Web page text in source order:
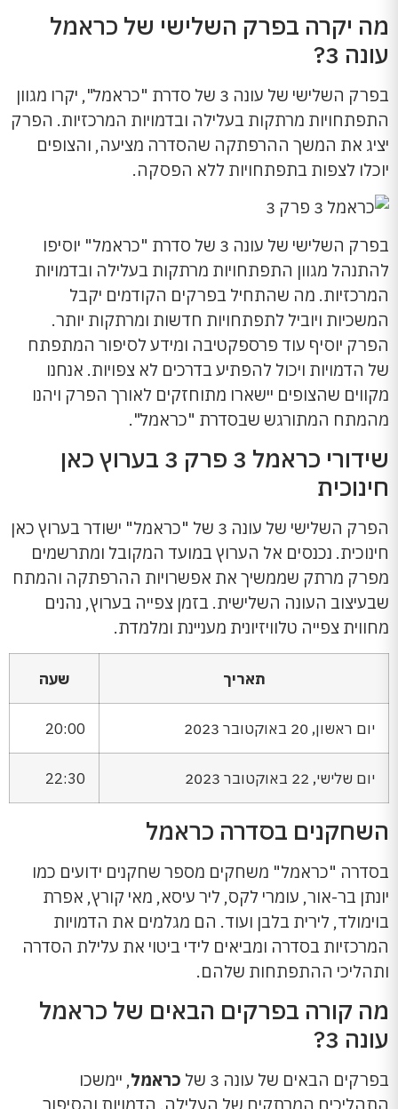
מה יקרה בפרק השלישי של כראמל
עונה 3?
בפרק השלישי של עונה 3 של סדרת "כראמל", יקרו מגוון
התפתחויות מרתקות בעלילה ובדמויות המרכזיות. הפרק
יציג את המשך ההרפתקה שהסדרה מציעה, והצופים
יוכלו לצפות בתפתחויות ללא הפסקה.
בפרק השלישי של עונה 3 של סדרת "כראמל" יוסיפו
להתנהל מגוון התפתחויות מרתקות בעלילה ובדמויות
המרכזיות. מה שהתחיל בפרקים הקודמים יקבל
המשכיות ויוביל לתפתחויות חדשות ומרתקות יותר.
הפרק יוסיף עוד פרספקטיבה ומידע לסיפור המתפתח
של הדמויות ויכול להפתיע בדרכים לא צפויות. אנחנו
מקווים שהצופים יישארו מתוחזקים לאורך הפרק ויהנו
מהמתח המתורגש שבסדרת "כראמל".
שידורי כראמל 3 פרק 3 בערוץ כאן
חינוכית
הפרק השלישי של עונה 3 של "כראמל" ישודר בערוץ כאן
חינוכית. נכנסים אל הערוץ במועד המקובל ומתרשמים
מפרק מרתק שממשיך את אפשרויות ההרפתקה והמתח
שבעיצוב העונה השלישית. בזמן צפייה בערוץ, נהנים
מחווית צפייה טלוויזיונית מעניינת ומלמדת.
תאריך שעה
יום ראשון, 20 באוקטובר 2023 20:00
יום שלישי, 22 באוקטובר 2023 22:30
השחקנים בסדרה כראמל
בסדרה "כראמל" משחקים מספר שחקנים ידועים כמו
יונתן בר-אור, עומרי לקס, ליר עיסא, מאי קורץ, אפרת
בוימולד, לירית בלבן ועוד. הם מגלמים את הדמויות
המרכזיות בסדרה ומביאים לידי ביטוי את עלילת הסדרה
ותהליכי ההתפתחות שלהם.
מה קורה בפרקים הבאים של כראמל
עונה 3?
בפרקים הבאים של עונה 3 של כראמל, יימשכו
התהליכים המרתקים של העלילה. הדמויות והסיפור